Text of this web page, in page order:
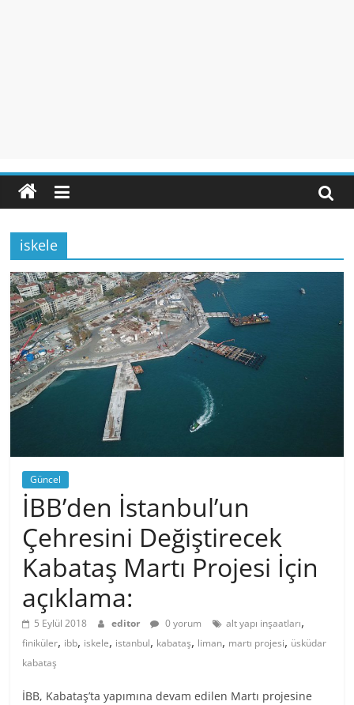
iskele
Güncel
İBB’den İstanbul’un
Çehresini Değiştirecek
Kabataş Martı Projesi İçin
açıklama:
5 Eylül 2018 editor 0 yorum alt yapı inşaatları,
finiküler, ibb, iskele, istanbul, kabataş, liman, martı projesi, üsküdar
kabataş
İBB, Kabataş’ta yapımına devam edilen Martı projesine